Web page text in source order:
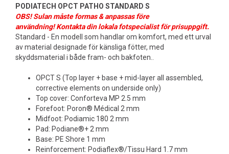
PODIATECH OPCT PATHO STANDARD S
OBS! Sulan måste formas & anpassas före
användning! Kontakta din lokala fotspecialist för prisuppgift.
Standard - En modell som handlar om komfort, med ett urval
av material designade för känsliga fötter, med
skyddsmaterial i både fram- och bakfoten..
OPCT S (Top layer + base + mid-layer all assembled,
corrective elements on underside only)
Top cover: Conforteva MP 2.5 mm
Forefoot: Poron® Médical 2 mm
Midfoot: Podiamic 180 2 mm
Pad: Podiane®+ 2 mm
Base: PE Shore 1 mm
Reinforcement: Podiaflex®/Tissu Hard 1.7 mm